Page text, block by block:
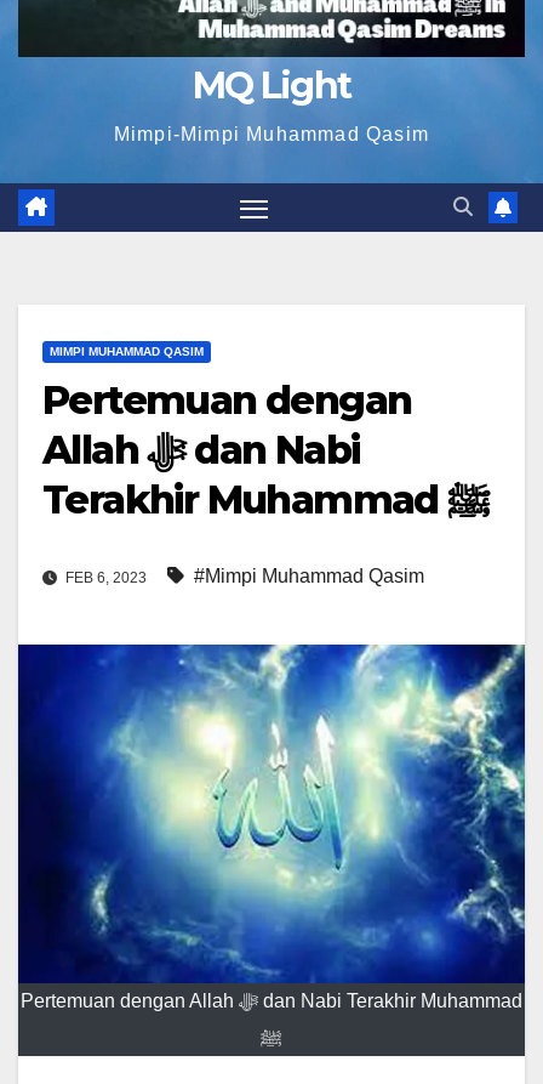
MQ Light
Mimpi-Mimpi Muhammad Qasim
MIMPI MUHAMMAD QASIM
Pertemuan dengan
Allah ﷻ dan Nabi
Terakhir Muhammad ﷺ
FEB 6, 2023 #Mimpi Muhammad Qasim
Pertemuan dengan Allah ﷻ dan Nabi Terakhir Muhammad
ﷺ